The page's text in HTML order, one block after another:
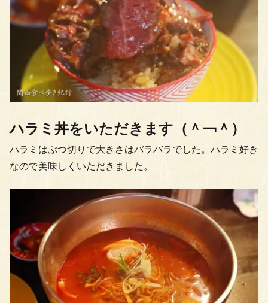
ハラミ丼をいただきます（＾￢＾）
ハラミはぶつ切りで大きさはバラバラでした。ハラミ好き
なので美味しくいただきました。